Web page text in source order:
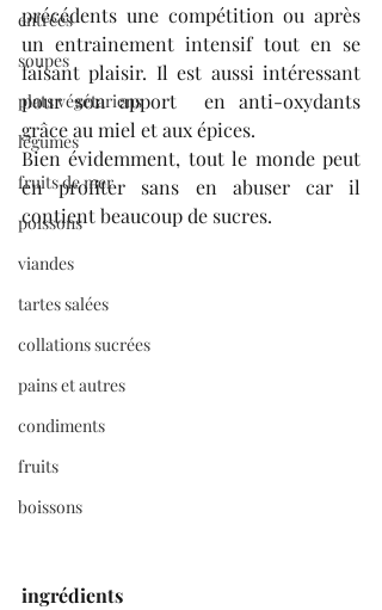
entrées
soupes
plats végétariens
légumes
fruits de mer
poissons
viandes
tartes salées
collations sucrées
pains et autres
condiments
fruits
boissons
précédents une compétition ou après
un entrainement intensif tout en se
faisant plaisir. Il est aussi intéressant
pour son apport  en anti-oxydants
grâce au miel et aux épices.
Bien évidemment, tout le monde peut
en profiter sans en abuser car il
contient beaucoup de sucres.
ingrédients